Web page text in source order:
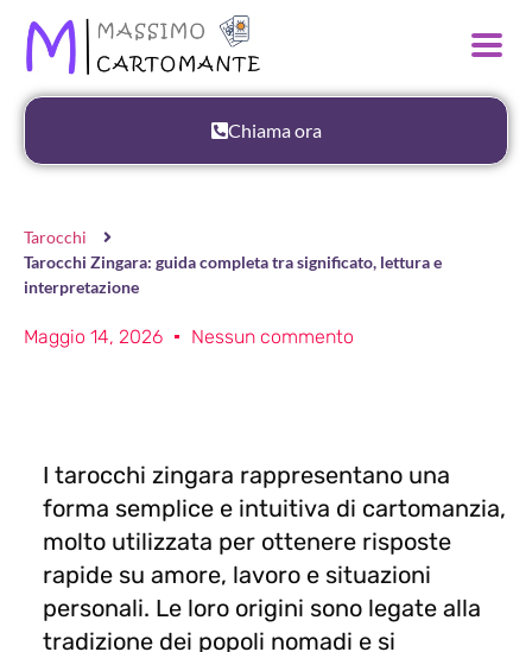
Chiama ora
Tarocchi
Tarocchi Zingara: guida completa tra significato, lettura e
interpretazione
Maggio 14, 2026 Nessun commento
I tarocchi zingara rappresentano una
forma semplice e intuitiva di cartomanzia,
molto utilizzata per ottenere risposte
rapide su amore, lavoro e situazioni
personali. Le loro origini sono legate alla
tradizione dei popoli nomadi e si